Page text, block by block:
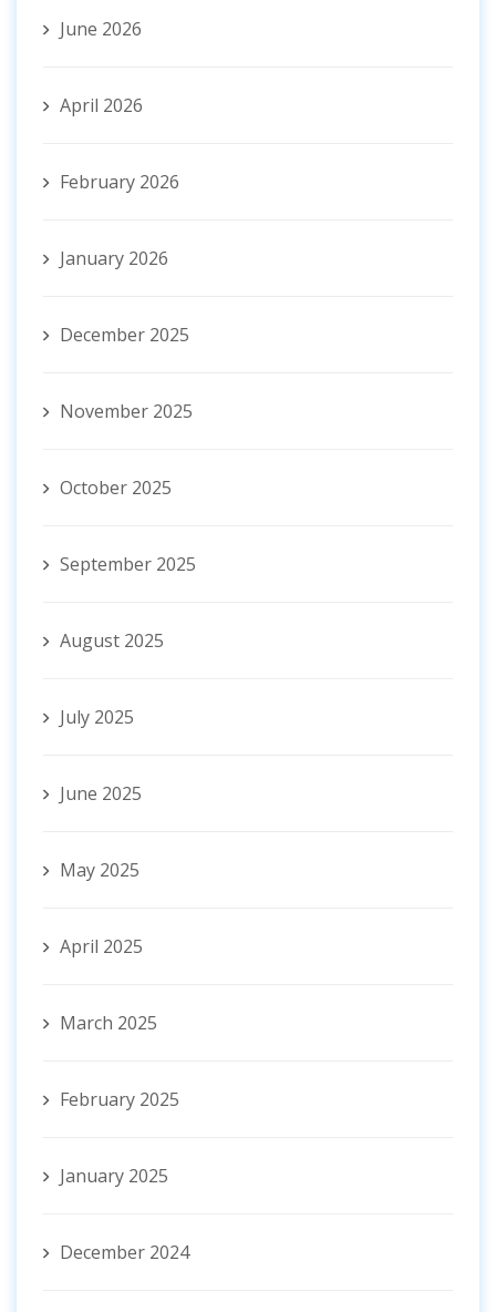
June 2026
April 2026
February 2026
January 2026
December 2025
November 2025
October 2025
September 2025
August 2025
July 2025
June 2025
May 2025
April 2025
March 2025
February 2025
January 2025
December 2024